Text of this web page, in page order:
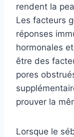
rendent la
Les facteurs
réponses
hormonales
être des
pores
prouver la
Lorsque le